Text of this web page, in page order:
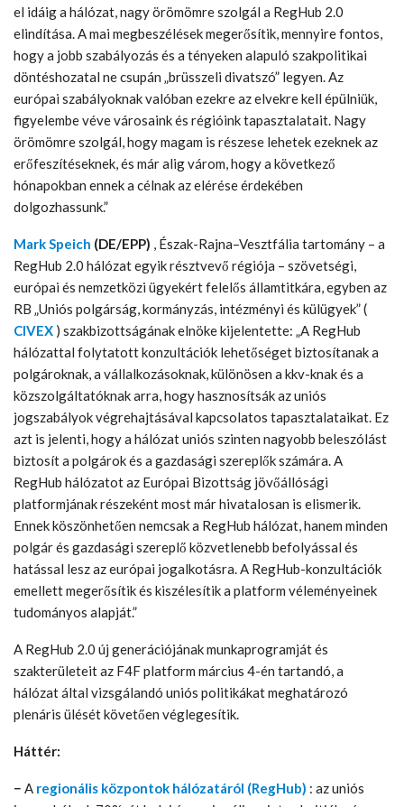
el idáig a hálózat, nagy örömömre szolgál a RegHub 2.0
elindítása. A mai megbeszélések megerősítik, mennyire fontos,
hogy a jobb szabályozás és a tényeken alapuló szakpolitikai
döntéshozatal ne csupán „brüsszeli divatszó” legyen. Az
európai szabályoknak valóban ezekre az elvekre kell épülniük,
figyelembe véve városaink és régióink tapasztalatait. Nagy
örömömre szolgál, hogy magam is részese lehetek ezeknek az
erőfeszítéseknek, és már alig várom, hogy a következő
hónapokban ennek a célnak az elérése érdekében
dolgozhassunk.”
Mark Speich (DE/EPP) , Észak-Rajna–Vesztfália tartomány – a
RegHub 2.0 hálózat egyik résztvevő régiója – szövetségi,
európai és nemzetközi ügyekért felelős államtitkára, egyben az
RB „Uniós polgárság, kormányzás, intézményi és külügyek” (
CIVEX ) szakbizottságának elnöke kijelentette: „A RegHub
hálózattal folytatott konzultációk lehetőséget biztosítanak a
polgároknak, a vállalkozásoknak, különösen a kkv-knak és a
közszolgáltatóknak arra, hogy hasznosítsák az uniós
jogszabályok végrehajtásával kapcsolatos tapasztalataikat. Ez
azt is jelenti, hogy a hálózat uniós szinten nagyobb beleszólást
biztosít a polgárok és a gazdasági szereplők számára. A
RegHub hálózatot az Európai Bizottság jövőállósági
platformjának részeként most már hivatalosan is elismerik.
Ennek köszönhetően nemcsak a RegHub hálózat, hanem minden
polgár és gazdasági szereplő közvetlenebb befolyással és
hatással lesz az európai jogalkotásra. A RegHub-konzultációk
emellett megerősítik és kiszélesítik a platform véleményeinek
tudományos alapját.”
A RegHub 2.0 új generációjának munkaprogramját és
szakterületeit az F4F platform március 4-én tartandó, a
hálózat által vizsgálandó uniós politikákat meghatározó
plenáris ülését követően véglegesítik.
Háttér:
− A regionális központok hálózatáról (RegHub) : az uniós